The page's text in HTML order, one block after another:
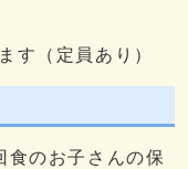
す（定員あり）
食のお子さんの保